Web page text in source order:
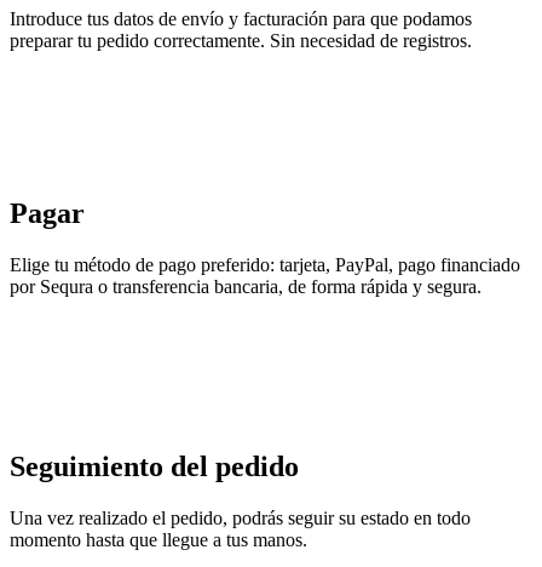
Introduce tus datos de envío y facturación para que podamos
preparar tu pedido correctamente. Sin necesidad de registros.
Pagar
Elige tu método de pago preferido: tarjeta, PayPal, pago financiado
por Sequra o transferencia bancaria, de forma rápida y segura.
Seguimiento del pedido
Una vez realizado el pedido, podrás seguir su estado en todo
momento hasta que llegue a tus manos.